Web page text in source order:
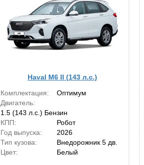
Haval M6 II (143 л.с.)
Комплектация:
Оптимум
Двигатель:
1.5 (143 л.с.) Бензин
КПП:
Робот
Год выпуска:
2026
Тип кузова:
Внедорожник 5 дв.
Цвет:
Белый